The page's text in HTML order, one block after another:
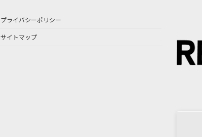
プライバシーポリシー
サイトマップ